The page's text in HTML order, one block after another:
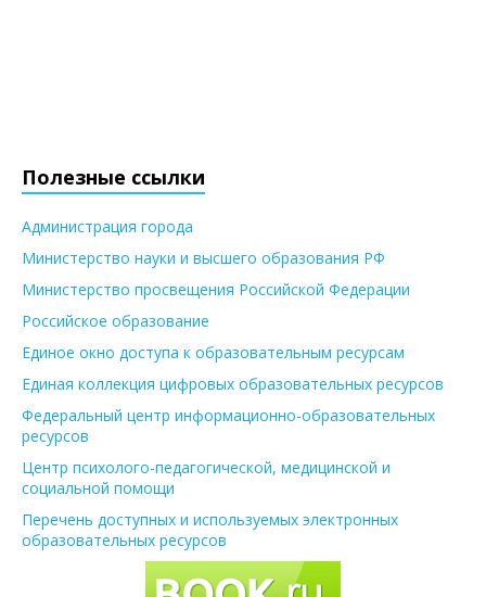
Полезные ссылки
Администрация города
Министерство науки и высшего образования РФ
Министерство просвещения Российской Федерации
Российское образование
Единое окно доступа к образовательным ресурсам
Единая коллекция цифровых образовательных ресурсов
Федеральный центр информационно-образовательных
ресурсов
Центр психолого-педагогической, медицинской и
социальной помощи
Перечень доступных и используемых электронных
образовательных ресурсов